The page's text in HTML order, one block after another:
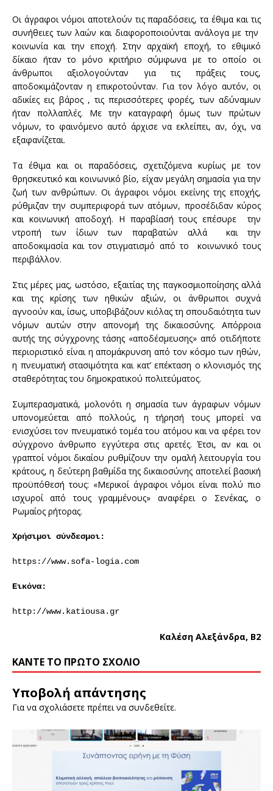
Οι άγραφοι νόμοι αποτελούν τις παραδόσεις, τα έθιμα και τις
συνήθειες των λαών και διαφοροποιούνται ανάλογα με την
κοινωνία και την εποχή. Στην αρχαϊκή εποχή, το εθιμικό
δίκαιο ήταν το μόνο κριτήριο σύμφωνα με το οποίο οι
άνθρωποι αξιολογούνταν για τις πράξεις τους,
αποδοκιμάζονταν η επικροτούνταν. Για τον λόγο αυτόν, οι
αδικίες εις βάρος , τις περισσότερες φορές, των αδύναμων
ήταν πολλαπλές. Με την καταγραφή όμως των πρώτων
νόμων, το φαινόμενο αυτό άρχισε να εκλείπει, αν, όχι, να
εξαφανίζεται.
Τα έθιμα και οι παραδόσεις, σχετιζόμενα κυρίως με τον
θρησκευτικό και κοινωνικό βίο, είχαν μεγάλη σημασία για την
ζωή των ανθρώπων. Οι άγραφοι νόμοι εκείνης της εποχής,
ρύθμιζαν την συμπεριφορά των ατόμων, προσέδιδαν κύρος
και κοινωνική αποδοχή. Η παραβίασή τους επέσυρε την
ντροπή των ίδιων των παραβατών αλλά και την
αποδοκιμασία και τον στιγματισμό από το κοινωνικό τους
περιβάλλον.
Στις μέρες μας, ωστόσο, εξαιτίας της παγκοσμιοποίησης αλλά
και της κρίσης των ηθικών αξιών, οι άνθρωποι συχνά
αγνοούν και, ίσως, υποβιβάζουν κιόλας τη σπουδαιότητα των
νόμων αυτών στην απονομή της δικαιοσύνης. Απόρροια
αυτής της σύγχρονης τάσης «αποδέσμευσης» από οτιδήποτε
περιοριστικό είναι η απομάκρυνση από τον κόσμο των ηθών,
η πνευματική στασιμότητα και κατ’ επέκταση ο κλονισμός της
σταθερότητας του δημοκρατικού πολιτεύματος.
Συμπερασματικά, μολονότι η σημασία των άγραφων νόμων
υπονομεύεται από πολλούς, η τήρησή τους μπορεί να
ενισχύσει τον πνευματικό τομέα του ατόμου και να φέρει τον
σύγχρονο άνθρωπο εγγύτερα στις αρετές. Έτσι, αν και οι
γραπτοί νόμοι δικαίου ρυθμίζουν την ομαλή λειτουργία του
κράτους, η δεύτερη βαθμίδα της δικαιοσύνης αποτελεί βασική
προϋπόθεσή τους: «Μερικοί άγραφοι νόμοι είναι πολύ πιο
ισχυροί από τους γραμμένους» αναφέρει ο Σενέκας, ο
Ρωμαίος ρήτορας.
Χρήσιμοι σύνδεσμοι:
https://www.sofa-logia.com
Εικόνα:
http://www.katiousa.gr
Καλέση Αλεξάνδρα, Β2
ΚΆΝΤΕ ΤΟ ΠΡΏΤΟ ΣΧΌΛΙΟ
Υποβολή απάντησης
Για να σχολιάσετε πρέπει να συνδεθείτε.